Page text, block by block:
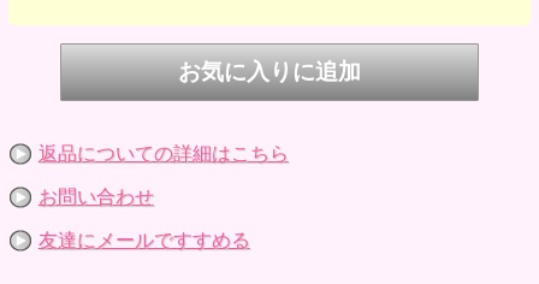
作品名 ねんどろいどどーる
仕様 プラスチック製 塗装済み完成品
返品についての詳細はこちら
お問い合わせ
友達にメールですすめる